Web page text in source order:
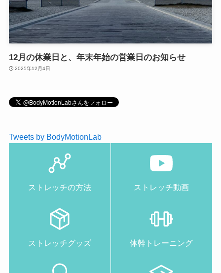
12月の休業日と、年末年始の営業日のお知らせ
2025年12月4日
Tweets by BodyMotionLab
ストレッチの方法 ストレッチ動画
ストレッチグッズ 体幹トレーニング